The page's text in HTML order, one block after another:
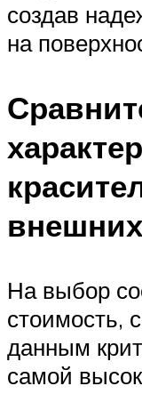
создав
на
На выбор
стоимость,
данным
самой